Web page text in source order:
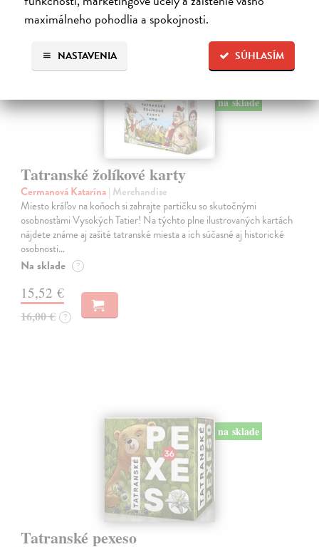
maximálneho pohodlia a spokojnosti.
SÚHLASÍM
NASTAVENIA
na sklade
Tatranské žolíkové karty
Cermanová Katarína| Merchandise
Miesto kráľov na koňoch si zahrajte partičku so skutočnými
osobnosťami Vysokých Tatier! Na týchto plne ilustrovaných kartách
nájdete známe aj zašité tatranské miesta a ich súčasné aj historické
osobnosti…
Na sklade ?
15,52 €
16,00 € ?
na sklade
Tatranské pexeso